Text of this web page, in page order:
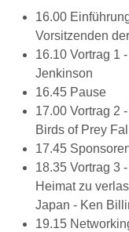
16.00
Vorsitzenden
16.10 Vortrag 1
Jenkinson
16.45 Pause
17.00 Vortrag 2
Birds of Prey
17.45
18.35 Vortrag 3
Heimat zu
Japan - Ken
19.15